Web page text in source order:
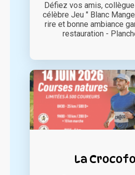
Défiez vos amis,
célèbre Jeu " Blanc
rire et bonne ambiance
restauration -
La